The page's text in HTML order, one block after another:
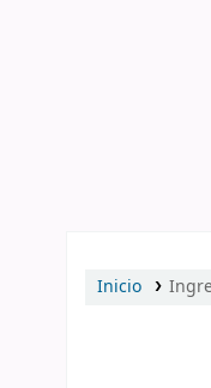
Inicio